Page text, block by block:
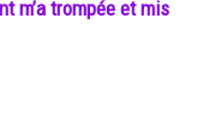
m’a trompée et mis